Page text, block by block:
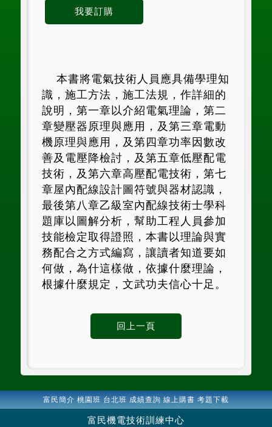
本書將電氣技術人員應具備學理知
識，施工方法，施工法規，作詳細的
說明，第一章以介紹電氣理論，第二
章變壓器原理與應用，及第三章電動
機原理與應用，及第四章功率因數改
善及電壓降檢討，及第五章低壓配電
技術，及第六章高壓配電技術，第七
章屋內配線設計圖符號與器材認識，
最後第八章乙級室內配線技術士學科
題庫以圖解分析，幫助工程人員參加
技能檢定取得證照，本書以理論與實
務配合之方式編寫， 讓讀者知道要如
何做，為什這樣做，依據什麼理論，
根據什麼規定，文武功夫信心十足。
富民簡介 桃園班 台北班 成績查詢 線上購書 考題下載
富民機電技術訓練中心